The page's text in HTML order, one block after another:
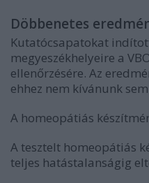
Döbbenetes
Kutatócsapatokat
megyeszékhelyeire a
ellenőrzésére. Az
ehhez nem kívánunk
A homeopátiás
A tesztelt homeopátiás
teljes hatástalanságig